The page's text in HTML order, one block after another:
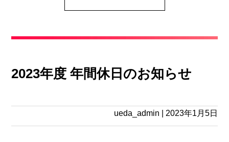
2023年度 年間休日のお知らせ
ueda_admin 2023年1月5日